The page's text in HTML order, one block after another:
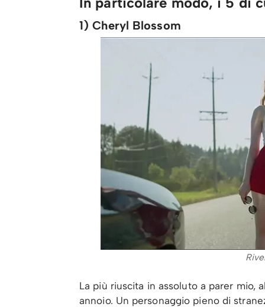
1) Cheryl Blossom
La più riuscita in assoluto a parer mio,
annoio. Un personaggio pieno di